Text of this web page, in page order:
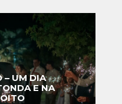
– UM DIA
E NA